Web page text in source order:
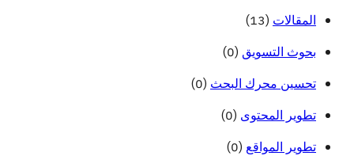
المقالات (13)
بحوث التسويق (0)
تحسين محرك البحث (0)
تطوير المحتوى (0)
تطوير المواقع (0)